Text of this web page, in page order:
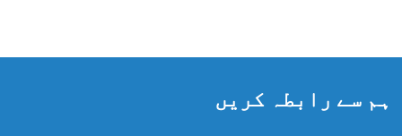
ہم سے رابطہ کریں